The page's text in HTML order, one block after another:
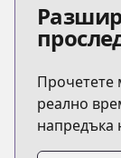
Прочетете
реално
напредъка